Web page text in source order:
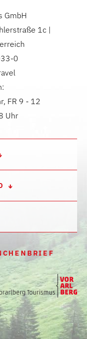
GmbH
1c |
0
FR 9 - 12
Uhr